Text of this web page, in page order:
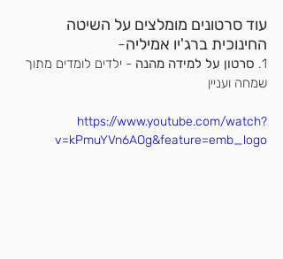
עוד סרטונים מומלצים על השיטה
החינוכית ברג'יו אמיליה-
1. סרטון על למידה מהנה - ילדים לומדים מתוך
שמחה ועניין
https://www.youtube.com/watch?
v=kPmuYVn6AOg&feature=emb_logo